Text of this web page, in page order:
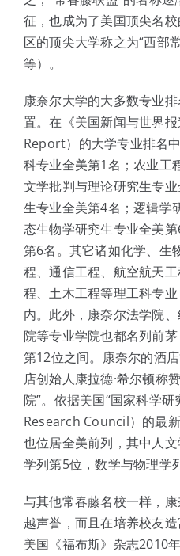
征，也成为了美国顶尖名
区的顶尖大学称之为“西部
等）。
康奈尔大学的大多数专业
置。在《美国新闻与世界
Report）的大学专业排名
科专业全美第1名；农业工
文学批判与理论研究生专
生专业全美第4名；逻辑学
态生物学研究生专业全美
第6名。其它诸如化学、生
程、通信工程、航空航天
程、土木工程等理工科专
内。此外，康奈尔法学院
院等专业学院也都名列前
第12位之间。康奈尔的酒
店创始人康拉德·希尔顿称
院”。依据美国“国家科学
Research Council）的最
也位居全美前列，其中人
学列第5位，数学与物理学
与其他常春藤名校一样，
越声誉，而且在培养校友
美国《福布斯》杂志2010